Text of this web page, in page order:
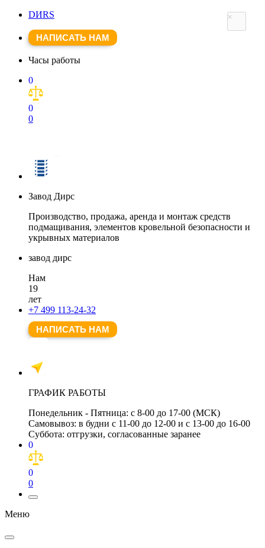
DИRS
НАПИСАТЬ НАМ
Часы работы
0
0
0
Завод Дирс
Производство, продажа, аренда и монтаж средств
подмащивания, элементов кровельной безопасности и
укрывных материалов
завод дирс
Нам
19
лет
+7 499 113-24-32
НАПИСАТЬ НАМ
ГРАФИК РАБОТЫ
Понедельник - Пятница: с 8-00 до 17-00 (МСК)
Самовывоз: в будни с 11-00 до 12-00 и с 13-00 до 16-00
Суббота: отгрузки, согласованные заранее
0
0
0
Меню
×